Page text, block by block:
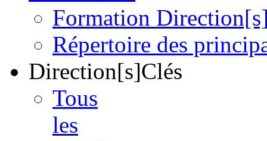
Formation
Répertoire des
Direction[s]Clés
Tous
les